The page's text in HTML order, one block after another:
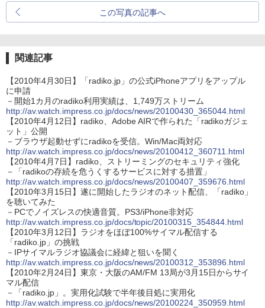
この写真の記事へ
関連記事
【2010年4月30日】「radiko.jp」の公式iPhoneアプリをアップル
に申請
－開始1カ月のradiko利用実績は、1,749万ストリーム
http://av.watch.impress.co.jp/docs/news/20100430_365044.html
【2010年4月12日】radiko、Adobe AIRで作られた「radikoガジェ
ット」公開
－ブラウザ起動せずにradikoを受信。Win/Mac両対応
http://av.watch.impress.co.jp/docs/news/20100412_360711.html
【2010年4月7日】radiko、ストリーミングのセキュリティ強化
－「radikoの存続を危うくするサービスに対する措置」
http://av.watch.impress.co.jp/docs/news/20100407_359676.html
【2010年3月15日】遂に開始したラジオのネット配信、「radiko」
を聴いてみた
－PCでノイズレスの快適音質。PS3/iPhone非対応
http://av.watch.impress.co.jp/docs/topic/20100315_354844.html
【2010年3月12日】ラジオをほぼ100%サイマル配信する
「radiko.jp」の挑戦
－IPサイマルラジオ協議会に経緯と狙いを聞く
http://av.watch.impress.co.jp/docs/news/20100312_353896.html
【2010年2月24日】東京・大阪のAM/FM 13局が3月15日からサイ
マル配信
－「radiko.jp」。実用化試験で半年後目処に実用化
http://av.watch.impress.co.jp/docs/news/20100224_350959.html